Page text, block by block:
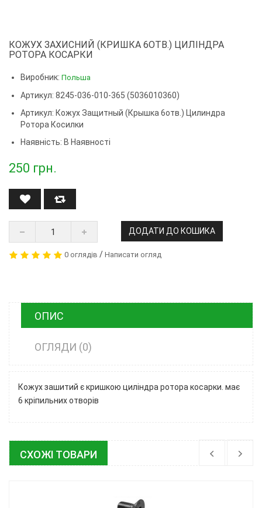
КОЖУХ ЗАХИСНИЙ (КРИШКА 6ОТВ.) ЦИЛІНДРА
РОТОРА КОСАРКИ
Виробник: Польша
Артикул: 8245-036-010-365 (5036010360)
Артикул: Кожух Защитный (крышка 6отв.) Цилиндра
Ротора Косилки
Наявність: В Наявності
250 грн.
ДОДАТИ ДО КОШИКА
0 оглядів / Написати огляд
ОПИС
ОГЛЯДИ (0)
Кожух зашитий є кришкою циліндра ротора косарки. має
6 кріпильних отворів
СХОЖІ ТОВАРИ